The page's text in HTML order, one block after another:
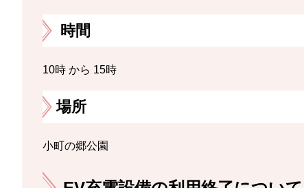
時間
10時 から 15時
場所
小町の郷公園